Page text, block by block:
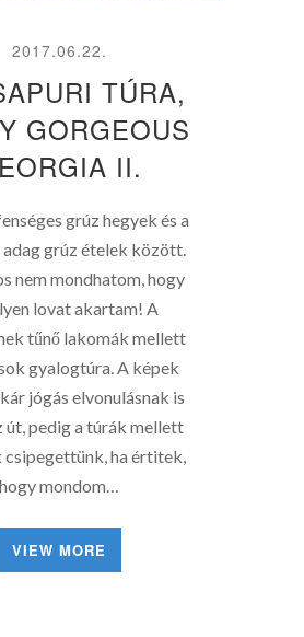
2017.06.22.
TÚRA,
GORGEOUS
II.
grúz hegyek és a
adag grúz ételek között.
nem mondhatom, hogy
lovat akartam! A
tűnő lakomák mellett
gyalogtúra. A képek
jógás elvonulásnak is
út, pedig a túrák mellett
csipegettünk, ha értitek,
hogy mondom…
VIEW MORE